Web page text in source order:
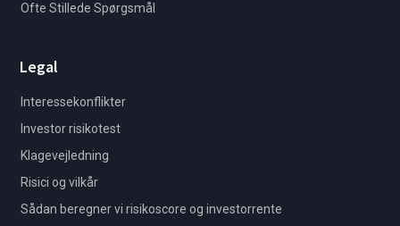
Ofte Stillede Spørgsmål
Legal
Interessekonflikter
Investor risikotest
Klagevejledning
Risici og vilkår
Sådan beregner vi risikoscore og investorrente